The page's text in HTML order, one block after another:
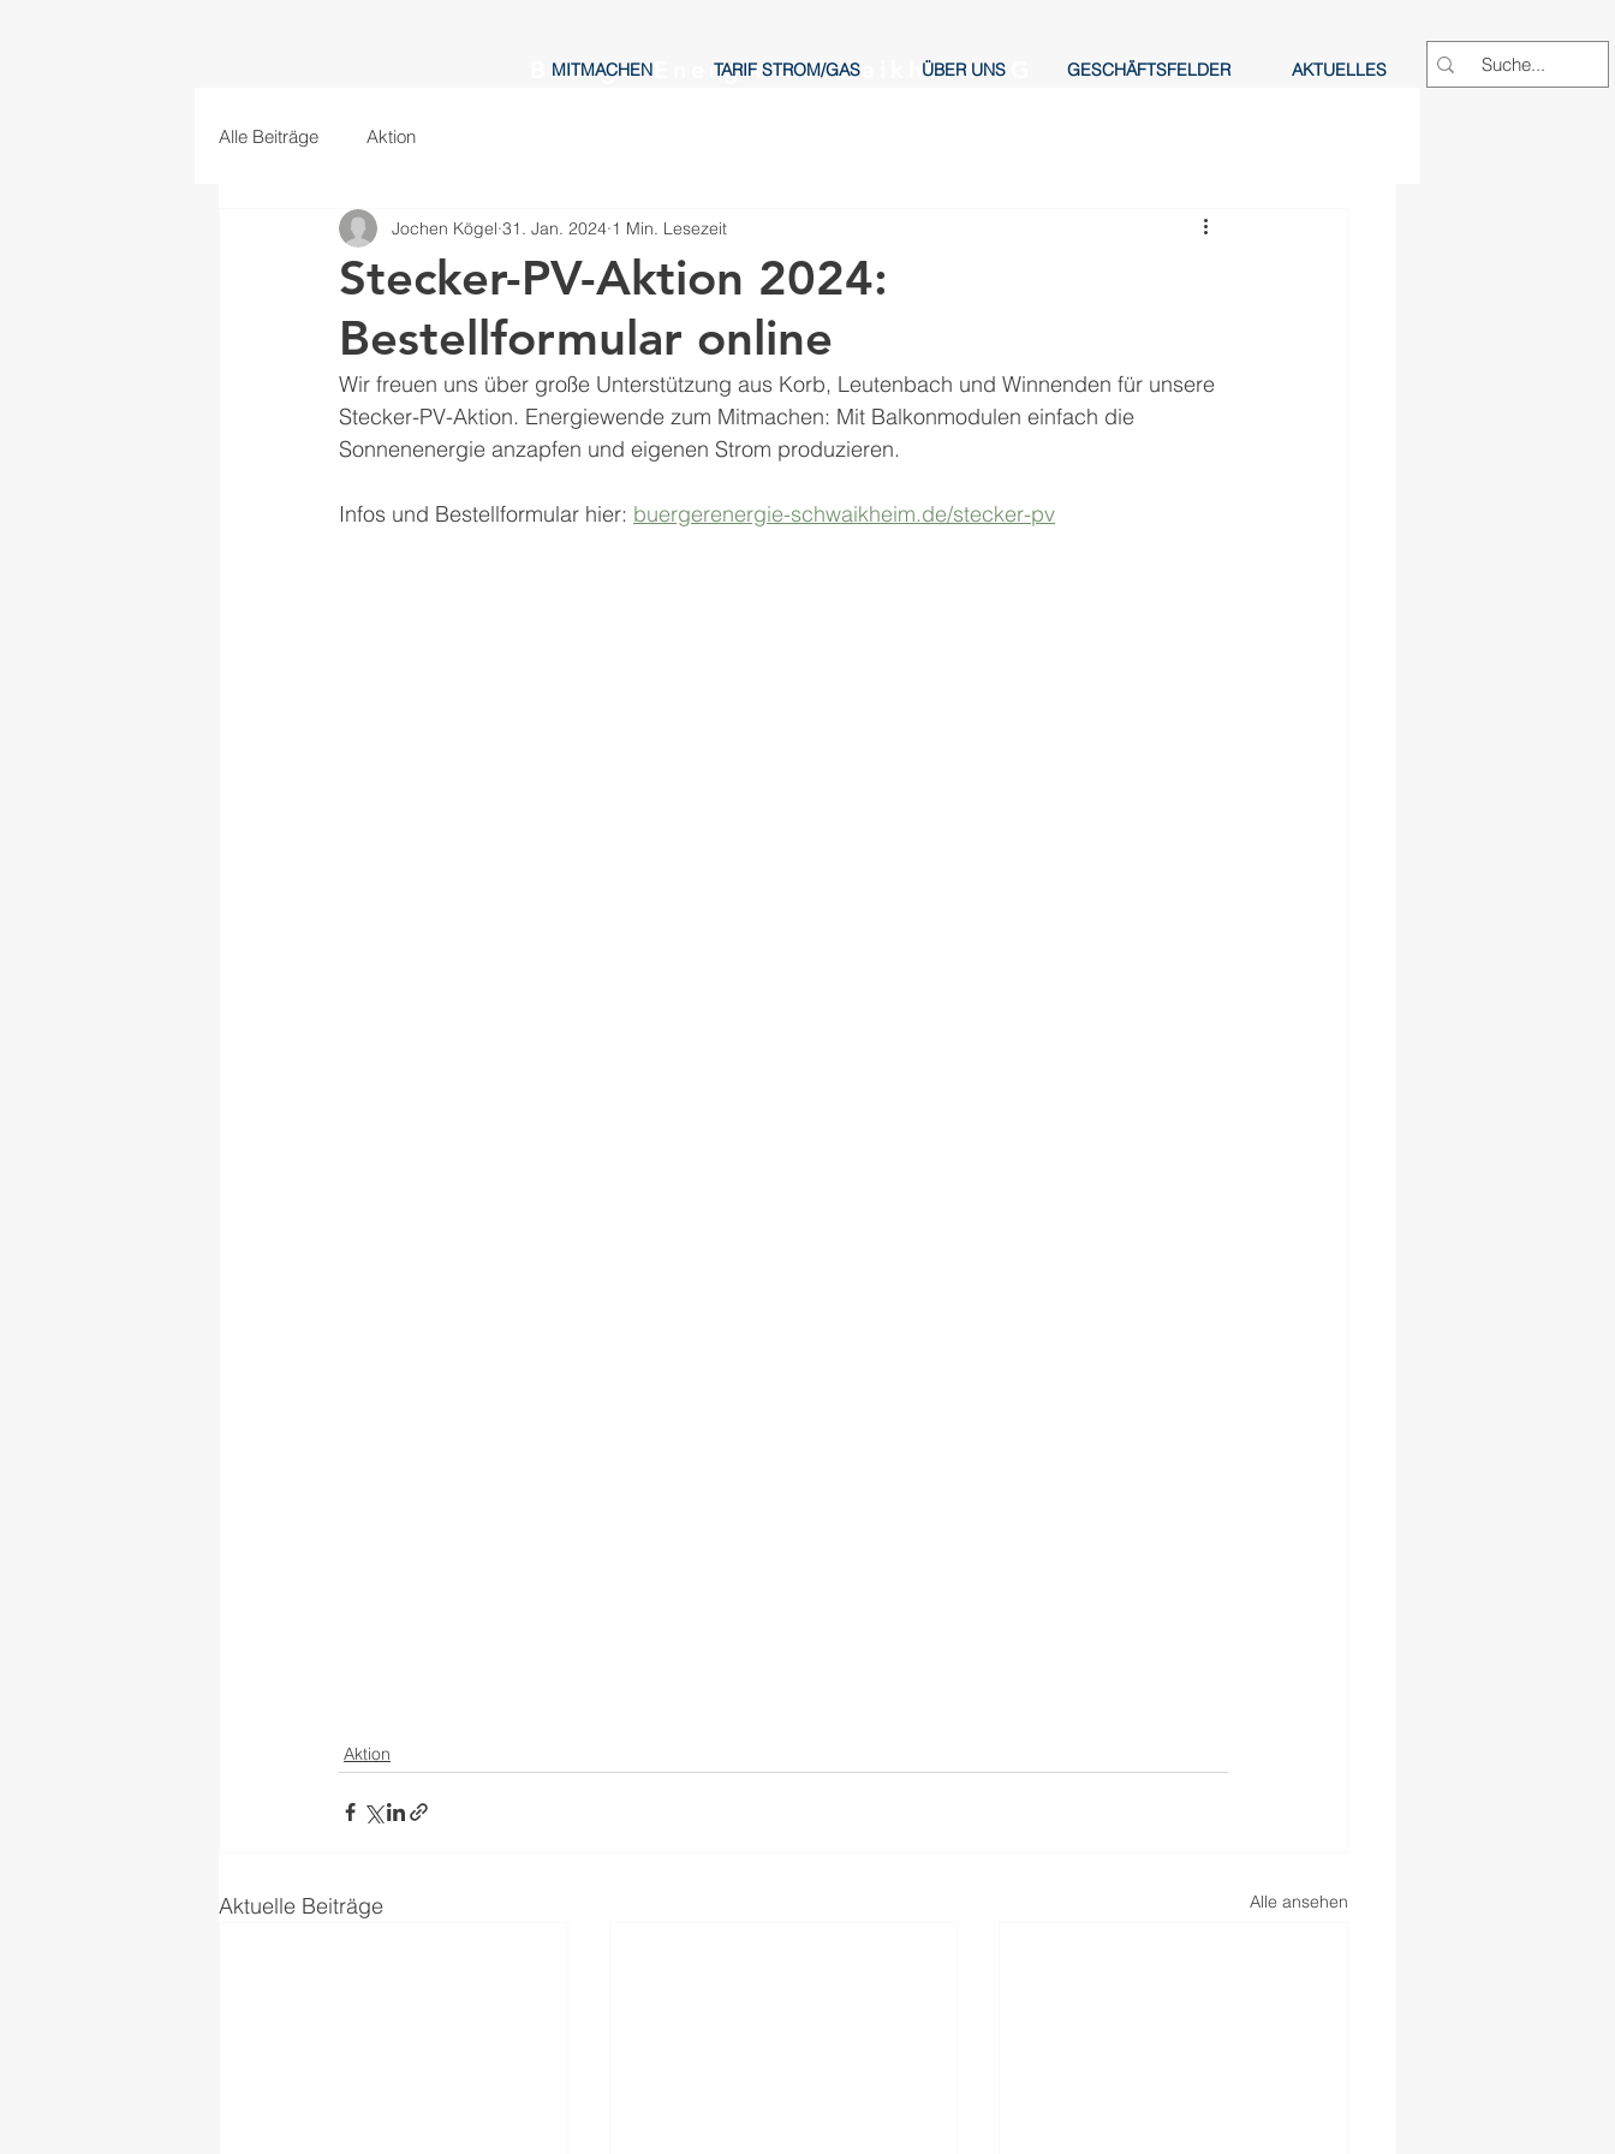
MITMACHEN TARIF STROM/GAS ÜBER UNS GESCHÄFTSFELDER AKTUELLES
BuergerEnergie Schwaikheim eG
Alle Beiträge Aktion
Stecker-PV-Aktion 2024:
Bestellformular online
Jochen Kögel 31. Jan. 2024 1 Min. Lesezeit
Wir freuen uns über große Unterstützung aus Korb, Leutenbach und Winnenden für unsere
Stecker-PV-Aktion. Energiewende zum Mitmachen: Mit Balkonmodulen einfach die
Sonnenenergie anzapfen und eigenen Strom produzieren.
Infos und Bestellformular hier: buergerenergie-schwaikheim.de/stecker-pv
Aktion
Aktuelle Beiträge Alle ansehen